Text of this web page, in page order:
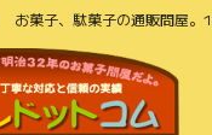
菓子、駄菓子の通販問屋。